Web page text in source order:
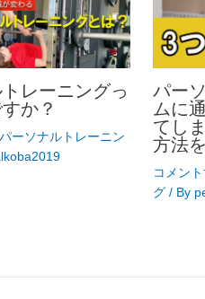
レーニングっ
か？
パーソナルトレーニン
パー
ムに
てし
方法
コメン
グ/ By